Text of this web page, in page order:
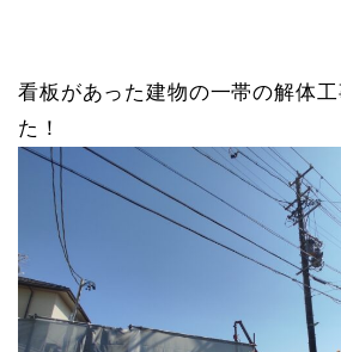
看板があった建物の一帯の解体
た！